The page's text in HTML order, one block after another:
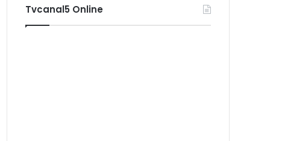
Tvcanal5 Online